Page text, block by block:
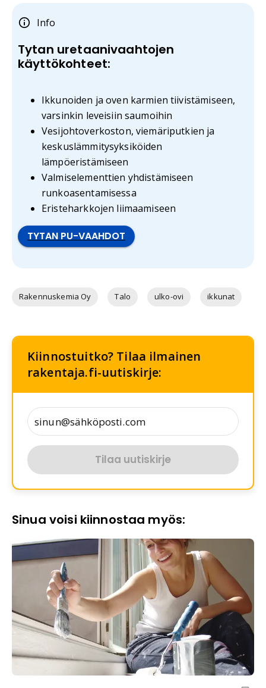
Info
Tytan uretaanivaahtojen
käyttökohteet:
Ikkunoiden ja oven karmien tiivistämiseen,
varsinkin leveisiin saumoihin
Vesijohtoverkoston, viemäriputkien ja
keskuslämmitysyksiköiden
lämpöeristämiseen
Valmiselementtien yhdistämiseen
runkoasentamisessa
Eristeharkkojen liimaamiseen
TYTAN PU-VAAHDOT
Rakennuskemia Oy Talo ulko-ovi ikkunat
Kiinnostuitko? Tilaa ilmainen
rakentaja.fi-uutiskirje:
Tilaa uutiskirje
Sinua voisi kiinnostaa myös: